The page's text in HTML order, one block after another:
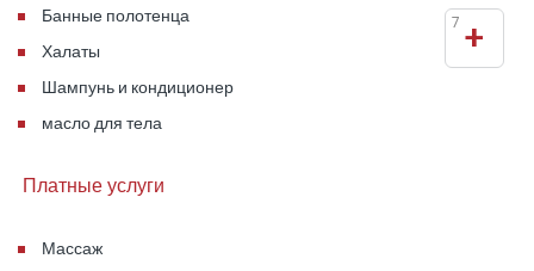
Банные полотенца
Халаты
Шампунь и кондиционер
масло для тела
+
7
Платные услуги
Массаж